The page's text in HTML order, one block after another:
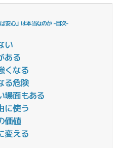
安心」は本当なのか -目次-
い
ある
くなる
る危険
場面もある
に使う
価値
変える